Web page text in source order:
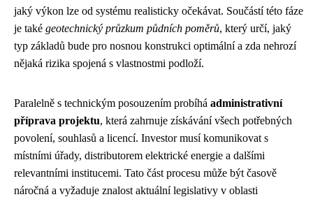
jaký výkon lze od systému realisticky očekávat. Součástí této fáze
je také geotechnický průzkum půdních poměrů, který určí, jaký
typ základů bude pro nosnou konstrukci optimální a zda nehrozí
nějaká rizika spojená s vlastnostmi podloží.
Paralelně s technickým posouzením probíhá administrativní
příprava projektu, která zahrnuje získávání všech potřebných
povolení, souhlasů a licencí. Investor musí komunikovat s
místními úřady, distributorem elektrické energie a dalšími
relevantními institucemi. Tato část procesu může být časově
náročná a vyžaduje znalost aktuální legislativy v oblasti